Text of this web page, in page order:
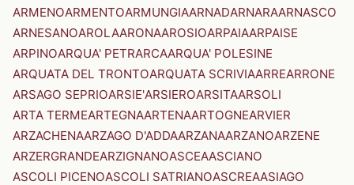
ARMENOARMENTOARMUNGIAARNADARNARAARNASCO
ARNESANOAROLAARONAAROSIOARPAIAARPAISE
ARPINOARQUA' PETRARCAARQUA' POLESINE
ARQUATA DEL TRONTOARQUATA SCRIVIAARREARRONE
ARSAGO SEPRIOARSIE'ARSIEROARSITAARSOLI
ARTA TERMEARTEGNAARTENAARTOGNEARVIER
ARZACHENAARZAGO D'ADDAARZANAARZANOARZENE
ARZERGRANDEARZIGNANOASCEAASCIANO
ASCOLI PICENOASCOLI SATRIANOASCREAASIAGO